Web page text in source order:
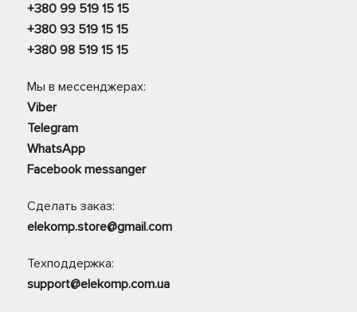
+380 99 519 15 15
+380 93 519 15 15
+380 98 519 15 15
Мы в мессенджерах:
Viber
Telegram
WhatsApp
Facebook messanger
Сделать заказ:
elekomp.store@gmail.com
Техподдержка:
support@elekomp.com.ua